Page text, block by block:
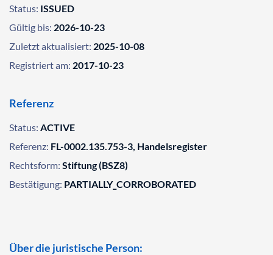
Status: ISSUED
Gültig bis: 2026-10-23
Zuletzt aktualisiert: 2025-10-08
Registriert am: 2017-10-23
Referenz
Status: ACTIVE
Referenz: FL-0002.135.753-3, Handelsregister
Rechtsform: Stiftung (BSZ8)
Bestätigung: PARTIALLY_CORROBORATED
Über die juristische Person: